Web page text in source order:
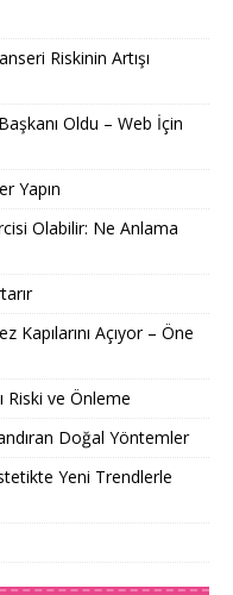
Riskinin Artışı
Oldu – Web İçin
Yapın
Olabilir: Ne Anlama
Açıyor – Öne
Riski ve Önleme
Doğal Yöntemler
Yeni Trendlerle